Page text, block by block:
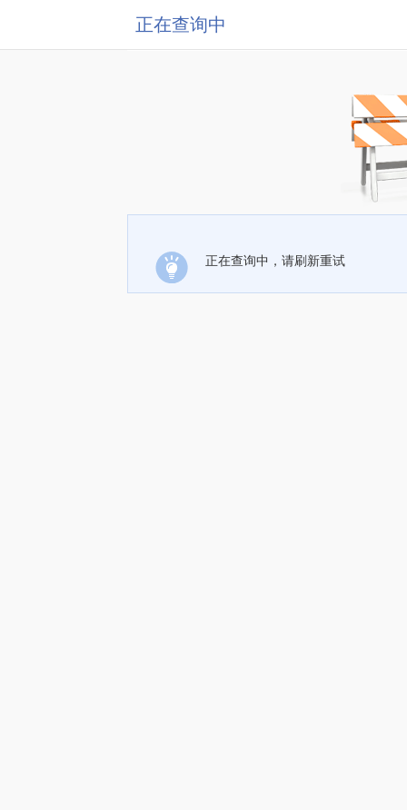
正在查询中
正在查询中，请刷新重试